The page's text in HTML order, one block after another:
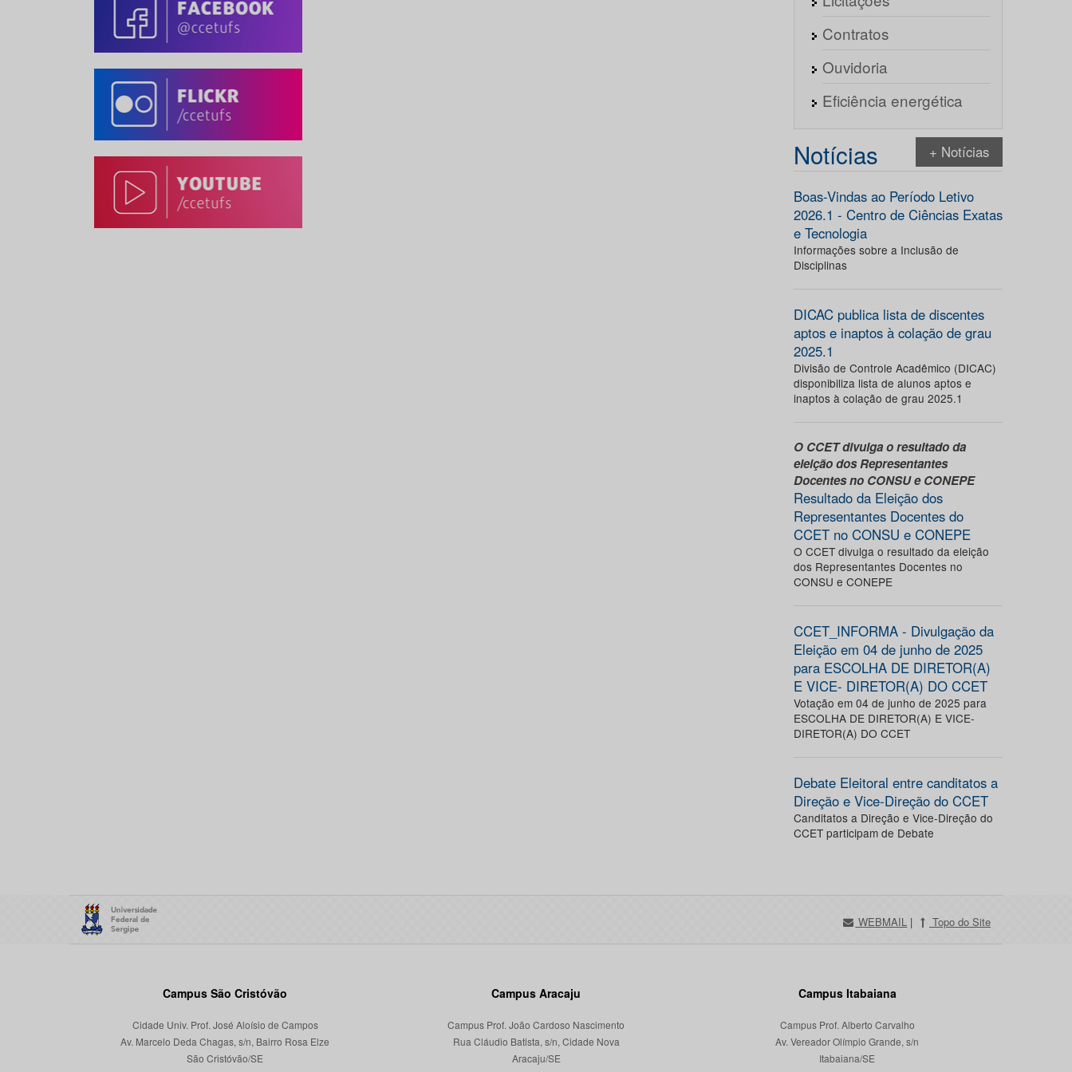
Contratos
Ouvidoria
Eficiência energética
Notícias + Notícias
Boas-Vindas ao Período Letivo
2026.1 - Centro de Ciências Exatas
e Tecnologia
Informações sobre a Inclusão de
Disciplinas
DICAC publica lista de discentes
aptos e inaptos à colação de grau
2025.1
Divisão de Controle Acadêmico (DICAC)
disponibiliza lista de alunos aptos e
inaptos à colação de grau 2025.1
O CCET divulga o resultado da
eleição dos Representantes
Docentes no CONSU e CONEPE
Resultado da Eleição dos
Representantes Docentes do
CCET no CONSU e CONEPE
O CCET divulga o resultado da eleição
dos Representantes Docentes no
CONSU e CONEPE
CCET_INFORMA - Divulgação da
Eleição em 04 de junho de 2025
para ESCOLHA DE DIRETOR(A)
E VICE- DIRETOR(A) DO CCET
Votação em 04 de junho de 2025 para
ESCOLHA DE DIRETOR(A) E VICE-
DIRETOR(A) DO CCET
Debate Eleitoral entre canditatos a
Direção e Vice-Direção do CCET
Canditatos a Direção e Vice-Direção do
CCET participam de Debate
WEBMAIL | Topo do Site
Campus São Cristóvão
Cidade Univ. Prof. José Aloísio de Campos
Av. Marcelo Deda Chagas, s/n, Bairro Rosa Elze
São Cristóvão/SE
Campus Aracaju
Campus Prof. João Cardoso Nascimento
Rua Cláudio Batista, s/n, Cidade Nova
Aracaju/SE
Campus Itabaiana
Campus Prof. Alberto Carvalho
Av. Vereador Olímpio Grande, s/n
Itabaiana/SE